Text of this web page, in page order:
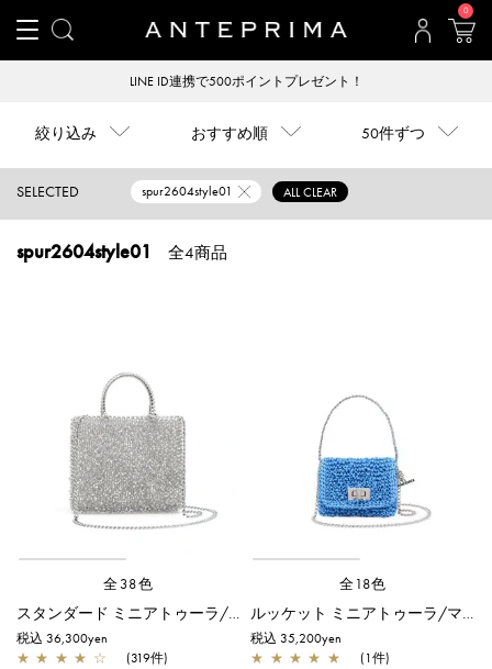
0
LINE ID連携で500ポイントプレゼント！
絞り込み おすすめ順 50件ずつ
SELECTED spur2604style01 ALL CLEAR
spur2604style01 全4商品
全38色
スタンダード ミニアトゥーラ/シルバー
税込 36,300yen
★ ★ ★ ★ ☆ (319件)
全18色
ルッケット ミニアトゥーラ/マットスカイブルー
税込 35,200yen
★ ★ ★ ★ ★ (1件)